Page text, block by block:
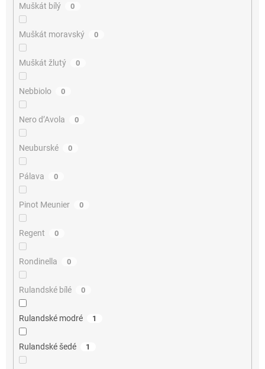
Muškát bílý 0
Muškát moravský 0
Muškát žlutý 0
Nebbiolo 0
Nero d’Avola 0
Neuburské 0
Pálava 0
Pinot Meunier 0
Regent 0
Rondinella 0
Rulandské bílé 0
Rulandské modré 1
Rulandské šedé 1